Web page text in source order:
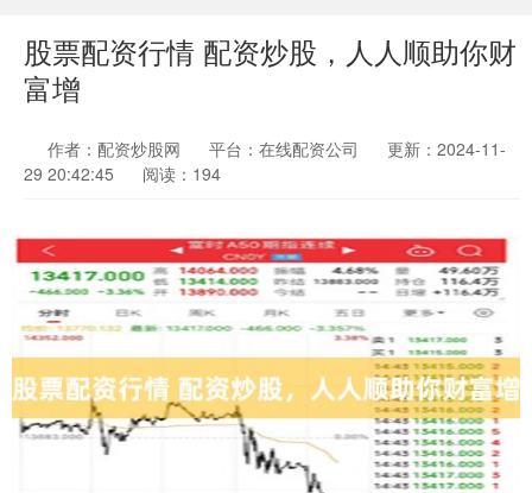
股票配资行情 配资炒股，人人顺助你财
富增
作者：配资炒股网 平台：在线配资公司
更新：2024-11-
29 20:42:45
阅读：194